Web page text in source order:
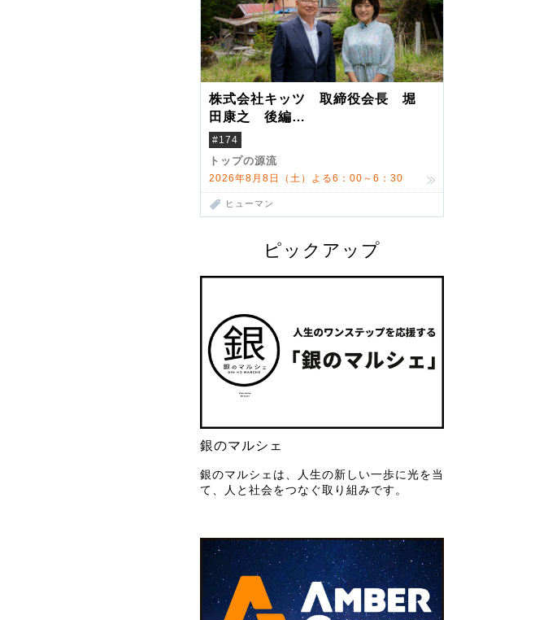
株式会社キッツ 取締役会長 堀
田康之 後編
米国駐在でも浮かんだ八ヶ岳 山
小屋を営んだ父母
#174
トップの源流
2026年8月8日（土）よる6：00～6：30
ヒューマン
ピックアップ
銀のマルシェ
銀のマルシェは、人生の新しい一歩に光を当
て、人と社会をつなぐ取り組みです。